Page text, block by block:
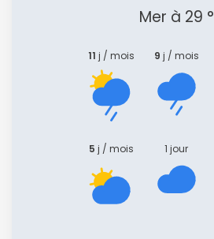
Mer à 29 °
11 j / mois 9 j / mois
5 j / mois 1 jour